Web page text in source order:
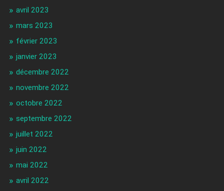
avril 2023
mars 2023
février 2023
janvier 2023
décembre 2022
novembre 2022
octobre 2022
septembre 2022
juillet 2022
juin 2022
mai 2022
avril 2022